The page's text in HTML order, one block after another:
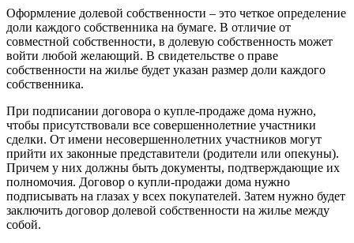
Оформление долевой собственности – это четкое определение
доли каждого собственника на бумаге. В отличие от
совместной собственности, в долевую собственность может
войти любой желающий. В свидетельстве о праве
собственности на жилье будет указан размер доли каждого
собственника.
При подписании договора о купле-продаже дома нужно,
чтобы присутствовали все совершеннолетние участники
сделки. От имени несовершеннолетних участников могут
прийти их законные представители (родители или опекуны).
Причем у них должны быть документы, подтверждающие их
полномочия. Договор о купли-продажи дома нужно
подписывать на глазах у всех покупателей. Затем нужно будет
заключить договор долевой собственности на жилье между
собой.